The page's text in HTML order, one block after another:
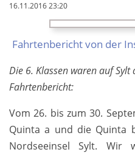
in
die
16.11.2016 23:20
Fahrtenbericht von der
Die 6. Klassen waren auf
Fahrtenbericht:
Vom 26. bis zum 30.
Quinta a und die Quinta
Nordseeinsel Sylt. Wir